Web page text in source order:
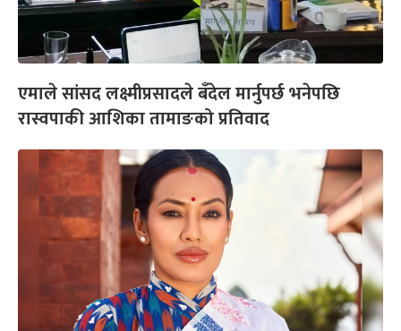
एमाले सांसद लक्ष्मीप्रसादले बँदेल मार्नुपर्छ भनेपछि
रास्वपाकी आशिका तामाङको प्रतिवाद